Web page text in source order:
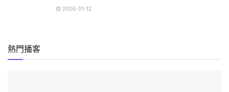
2026-01-12
熱門播客